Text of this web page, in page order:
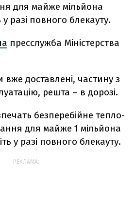
для майже мільйона
разі повного блекауту.
пресслужба Міністерства
вже доставлені, частину з
решта – в дорозі.
безперебійне тепло-
для майже 1 мільйона
у разі повного блекауту.
РЕКЛАМА: